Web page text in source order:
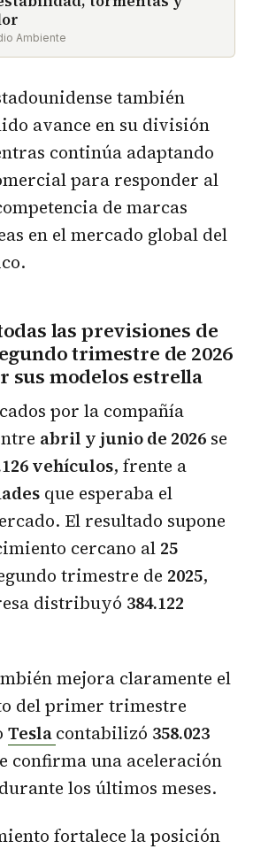
Ambiente
también
avance en su división
continúa adaptando
para responder al
de marcas
en el mercado global del
las previsiones de
trimestre de 2026
sus modelos estrella
por la compañía
abril y junio de 2026 se
vehículos, frente a
que esperaba el
El resultado supone
cercano al 25
trimestre de 2025,
distribuyó 384.122
mejora claramente el
del primer trimestre
Teslacontabilizó 358.023
confirma una aceleración
los últimos meses.
fortalece la posición